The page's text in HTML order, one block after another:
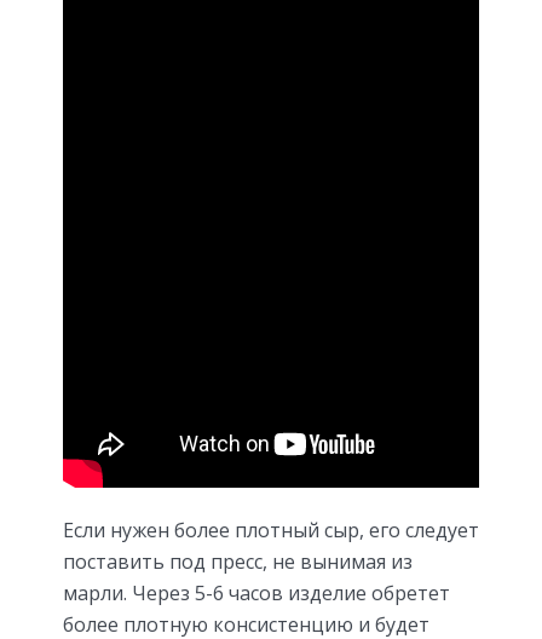
Если нужен более плотный сыр, его следует
поставить под пресс, не вынимая из
марли. Через 5-6 часов изделие обретет
более плотную консистенцию и будет